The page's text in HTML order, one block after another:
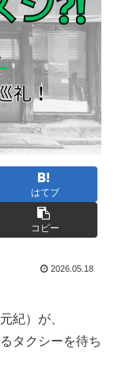
はてブ
コピー
2026.05.18
紀）が、
タクシーを待ち